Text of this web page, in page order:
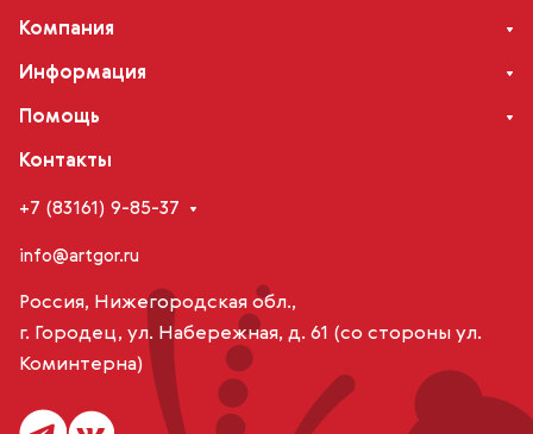
Компания
Информация
Помощь
Контакты
+7 (83161) 9-85-37
info@artgor.ru
Россия, Нижегородская обл.,
г. Городец, ул. Набережная, д. 61 (со стороны ул.
Коминтерна)